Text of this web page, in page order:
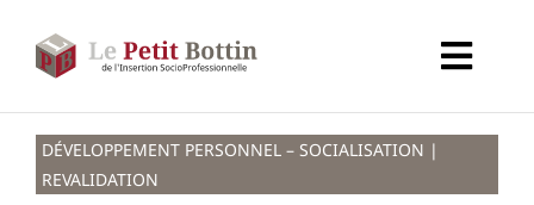
contenu
DÉVELOPPEMENT PERSONNEL – SOCIALISATION |
REVALIDATION